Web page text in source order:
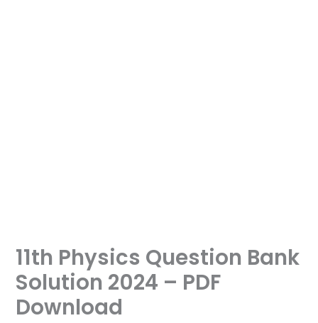
11th Physics Question Bank
Solution 2024 – PDF
Download